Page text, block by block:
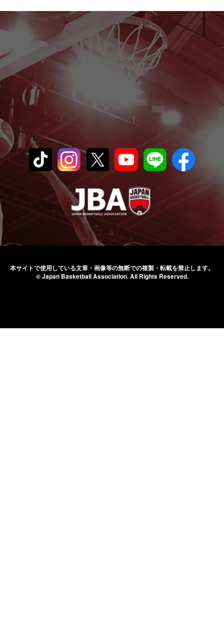
本サイトで使用している文章・画像等の無断での複製・転載を禁止します。
© Japan Basketball Association.All Rights Reserved.